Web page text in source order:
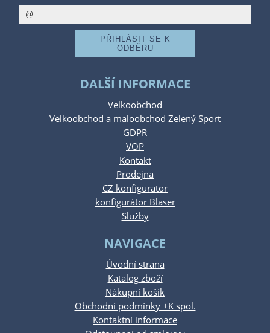
DALŠÍ INFORMACE
Velkoobchod
Velkoobchod a maloobchod Zelený Sport
GDPR
VOP
Kontakt
Prodejna
CZ konfigurator
konfigurátor Blaser
Služby
NAVIGACE
Úvodní strana
Katalog zboží
Nákupní košík
Obchodní podmínky +K spol.
Kontaktní informace